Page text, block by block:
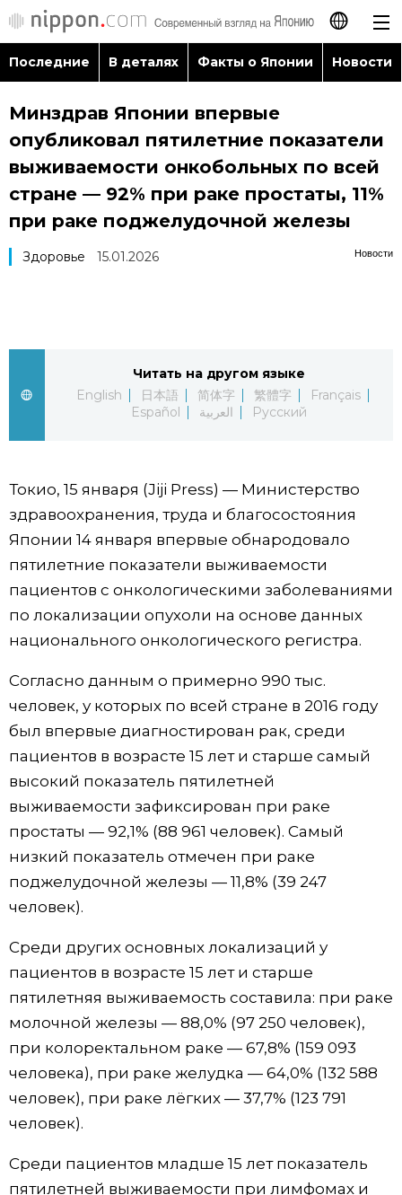
日本語
繁體字
Последние
В деталях
Путеводитель по Японии
Экономика
Общество
Культура
Жизнь
Технологии
Токио
От редакции
Популярные статьи
Семья
Еда и напитки
Последние В деталях Факты о Японии Новости
Минздрав Японии впервые
опубликовал пятилетние показатели
выживаемости онкобольных по всей
стране — 92% при раке простаты, 11%
при раке поджелудочной железы
Новости
Здоровье 15.01.2026
Читать на другом языке
English
日本語 简体字 繁體字
Français
Español
العربية Русский
Токио, 15 января (Jiji Press) — Министерство
здравоохранения, труда и благосостояния
Японии 14 января впервые обнародовало
пятилетние показатели выживаемости
пациентов с онкологическими заболеваниями
по локализации опухоли на основе данных
национального онкологического регистра.
Согласно данным о примерно 990 тыс.
человек, у которых по всей стране в 2016 году
был впервые диагностирован рак, среди
пациентов в возрасте 15 лет и старше самый
высокий показатель пятилетней
выживаемости зафиксирован при раке
простаты — 92,1% (88 961 человек). Самый
низкий показатель отмечен при раке
поджелудочной железы — 11,8% (39 247
человек).
Среди других основных локализаций у
пациентов в возрасте 15 лет и старше
пятилетняя выживаемость составила: при раке
молочной железы — 88,0% (97 250 человек),
при колоректальном раке — 67,8% (159 093
человека), при раке желудка — 64,0% (132 588
человек), при раке лёгких — 37,7% (123 791
человек).
Среди пациентов младше 15 лет показатель
пятилетней выживаемости при лимфомах и